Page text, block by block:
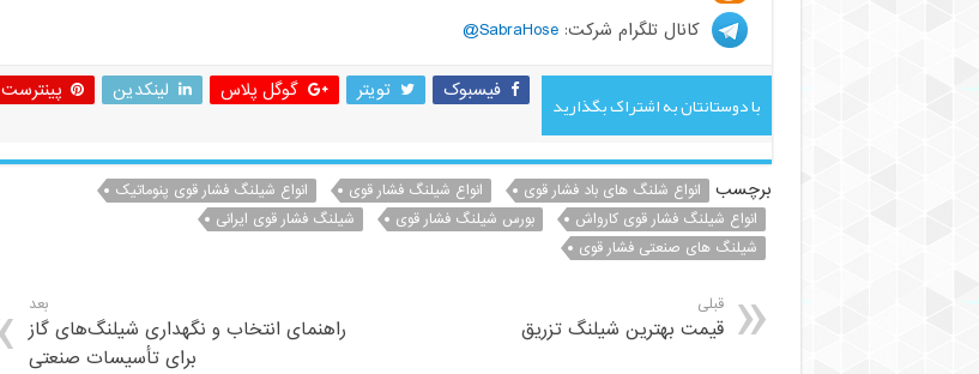
کانال تلگرام شرکت:SabraHose@
با دوستانتان به اشتراک بگذارید فیسبوک تویتر گوگل پلاس لینکدین پینترست
برچسب انواع شلنگ های باد فشار قوی انواع شیلنگ فشار قوی
انواع شیلنگ فشار قوی پنوماتیک
انواع شیلنگ فشار قوی کارواش
بورس شیلنگ فشار قوی
شیلنگ فشار قوی ایرانی
شیلنگ های صنعتی فشار قوی
قبلی
قیمت بهترین شیلنگ تزریق
بعد
راهنمای انتخاب و نگهداری شیلنگ‌های گاز
برای تأسیسات صنعتی